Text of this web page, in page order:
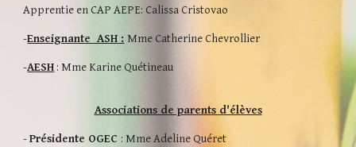
Apprentie en CAP AEPE: Calissa Cristovao
-Enseignante ASH : Mme Catherine Chevrollier
-AESH : Mme Karine Quétineau
Associations de parents d'élèves
-Présidente OGEC : Mme Adeline Quéret